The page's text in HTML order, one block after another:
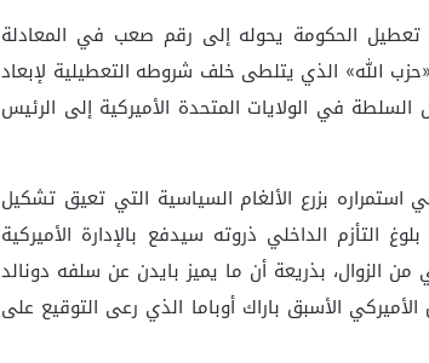
الحكومة يحوله إلى رقم صعب في المعادلة
الله» الذي يتلطى خلف شروطه التعطيلية لإبعاد
في الولايات المتحدة الأميركية إلى الرئيس
بزرع الألغام السياسية التي تعيق تشكيل
التأزم الداخلي ذروته سيدفع بالإدارة الأميركية
من الزوال، بذريعة أن ما يميز بايدن عن سلفه دونالد
الأسبق باراك أوباما الذي رعى التوقيع على